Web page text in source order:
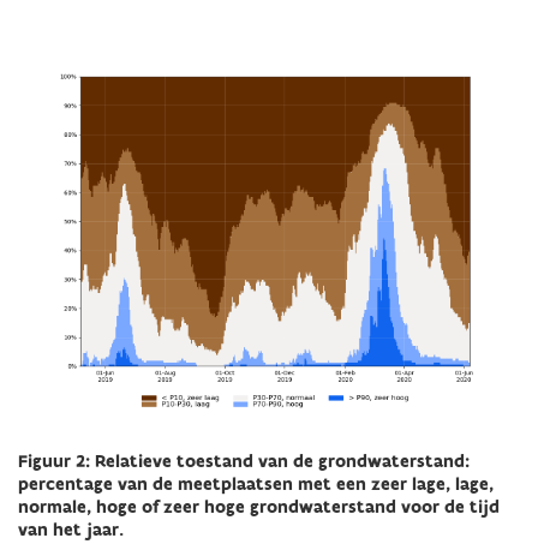
Figuur 2: Relatieve toestand van de grondwaterstand:
percentage van de meetplaatsen met een zeer lage, lage,
normale, hoge of zeer hoge grondwaterstand voor de tijd
van het jaar.